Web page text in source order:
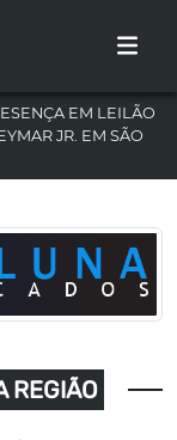
EM LEILÃO
JR. EM SÃO
REGIÃO